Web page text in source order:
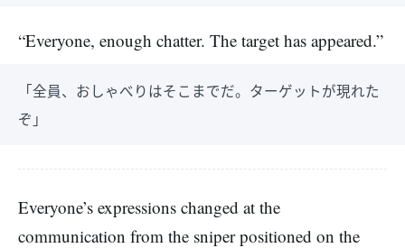
“Everyone, enough chatter. The target has appeared.”
「全員、おしゃべりはそこまでだ。ターゲットが現れた
ぞ」
Everyone’s expressions changed at the
communication from the sniper positioned on the